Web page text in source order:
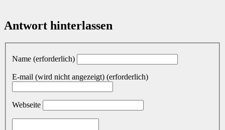
Antwort hinterlassen
Name (erforderlich)
E-mail (wird nicht angezeigt) (erforderlich)
Webseite